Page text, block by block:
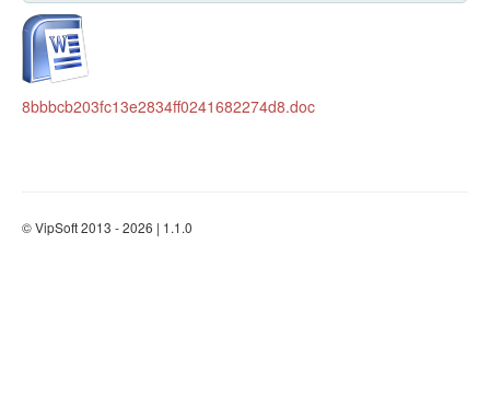
8bbbcb203fc13e2834ff0241682274d8.doc
© VipSoft 2013 - 2026 | 1.1.0